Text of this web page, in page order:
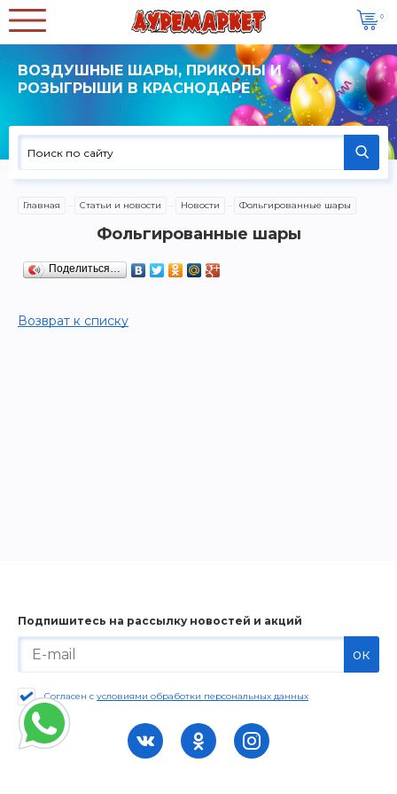
0
ВОЗДУШНЫЕ ШАРЫ, ПРИКОЛЫ И
РОЗЫГРЫШИ В КРАСНОДАРЕ
Главная Статьи и новости Новости Фольгированные шары
Фольгированные шары
Поделиться…
Возврат к списку
Подпишитесь на рассылку новостей и акций
ок
Согласен с условиями обработки персональных данных